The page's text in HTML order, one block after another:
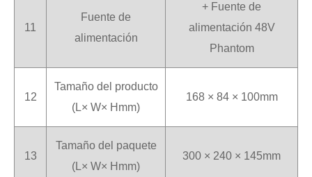
11
Fuente de
alimentación
+ Fuente de
alimentación 48V
Phantom
12
Tamaño del producto
(L× W× Hmm)
168 × 84 × 100mm
13
Tamaño del paquete
(L× W× Hmm)
300 × 240 × 145mm